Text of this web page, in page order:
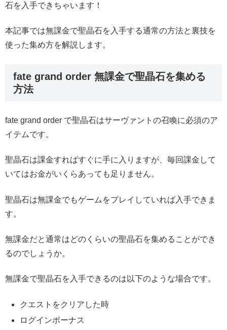
石を入手できちゃいます！
本記事では無課金で聖晶石を入手する通常の方法と裏技を
使った集め方を解説します。
fate grand order 無課金で聖晶石を集める
方法
fate grand order で聖晶石はサーヴァントの召喚に必須のア
イテムです。
聖晶石は課金すればすぐに手に入りますが、毎回課金して
いてはお金がいくらあっても足りません。
聖晶石は無課金でもゲームをプレイしていれば入手できま
す。
無課金だと通常はどのくらいの聖晶石を集めることができ
るのでしょうか。
無課金で聖晶石を入手できるのは以下のような場合です。
クエストをクリアした時
ログインボーナス